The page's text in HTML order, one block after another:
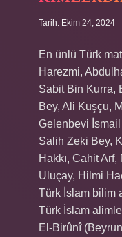
Tarih: Ekim 24, 2024
En ünlü Türk
Harezmi,
Sabit Bin Kurra,
Bey, Ali Kuşçu,
Gelenbevi
Salih Zeki Bey,
Hakkı, Cahit
Uluçay, Hilmi
Türk İslam bilim
Türk İslam
El-Birûnî